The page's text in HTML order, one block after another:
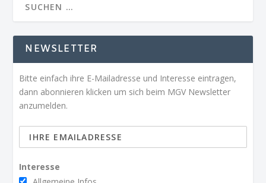
NEWSLETTER
Bitte einfach ihre E-Mailadresse und Interesse eintragen,
dann abonnieren klicken um sich beim MGV Newsletter
anzumelden.
Interesse